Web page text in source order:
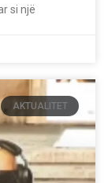
si një
AKTUALITET